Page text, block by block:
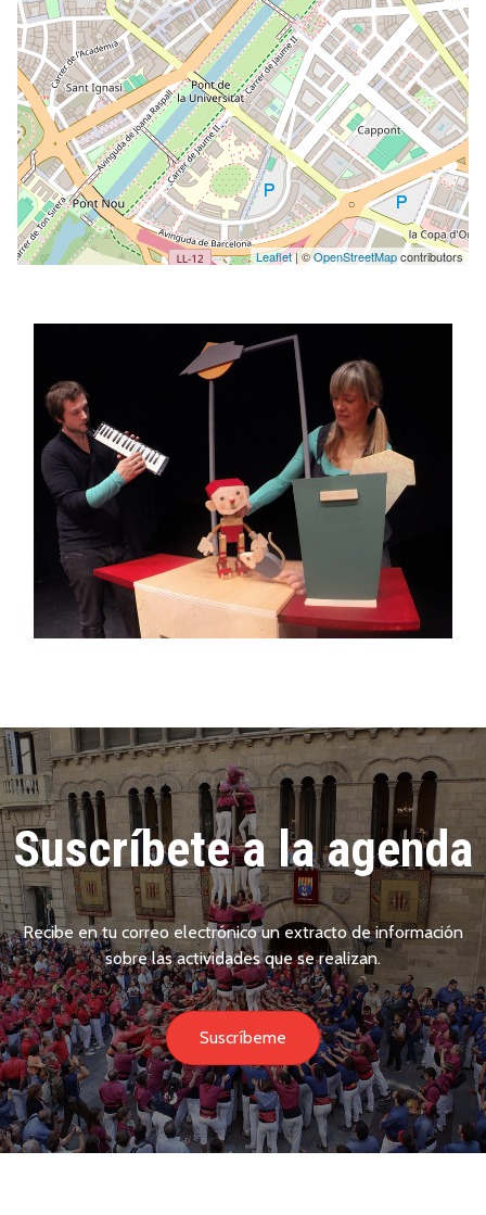
Leaflet| ©OpenStreetMapcontributors
Suscríbete a la agenda
Recibe en tu correo electrónico un extracto de información
sobre las actividades que se realizan.
Suscríbeme